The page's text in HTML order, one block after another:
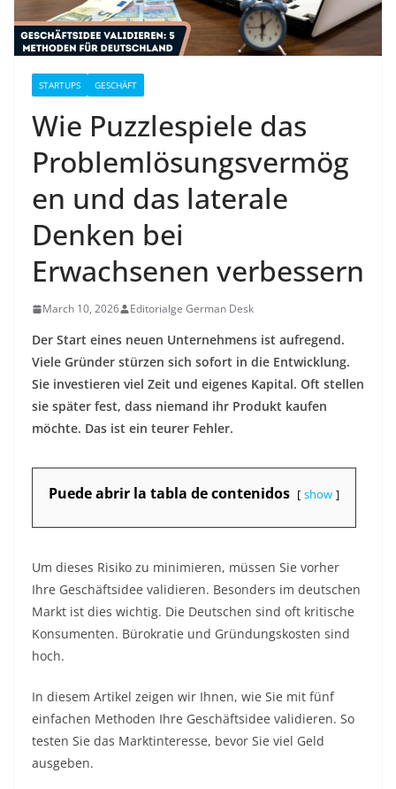
STARTUPS GESCHÄFT
Wie Puzzlespiele das
Problemlösungsvermög
en und das laterale
Denken bei
Erwachsenen verbessern
March 10, 2026 Editorialge German Desk
Der Start eines neuen Unternehmens ist aufregend.
Viele Gründer stürzen sich sofort in die Entwicklung.
Sie investieren viel Zeit und eigenes Kapital. Oft stellen
sie später fest, dass niemand ihr Produkt kaufen
möchte. Das ist ein teurer Fehler.
Puede abrir la tabla de contenidos show
Um dieses Risiko zu minimieren, müssen Sie vorher
Ihre Geschäftsidee validieren. Besonders im deutschen
Markt ist dies wichtig. Die Deutschen sind oft kritische
Konsumenten. Bürokratie und Gründungskosten sind
hoch.
In diesem Artikel zeigen wir Ihnen, wie Sie mit fünf
einfachen Methoden Ihre Geschäftsidee validieren. So
testen Sie das Marktinteresse, bevor Sie viel Geld
ausgeben.